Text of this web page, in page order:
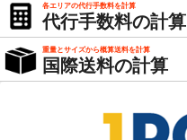
各エリアの代行手数料を計算
代行手数料の計算
重量とサイズから概算送料を計算
国際送料の計算